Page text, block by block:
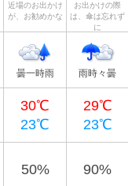
近場のお出かけ
が、お勧めかな
お出かけの際
は、傘は忘れず
に
曇一時雨 雨時々曇
30℃
23℃
29℃
23℃
50% 90%